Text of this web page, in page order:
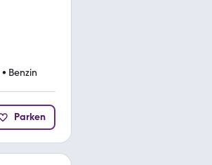
• Benzin
Parken